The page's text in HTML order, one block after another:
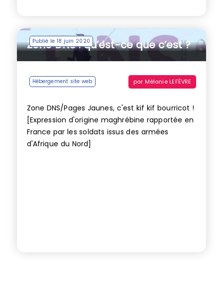
Publié le 18 juin 2020
Zone DNS : qu’est-ce que c’est ?
Hébergement site web par Mélanie LEFÈVRE
Zone DNS/Pages Jaunes, c'est kif kif bourricot !
[Expression d'origine maghrébine rapportée en
France par les soldats issus des armées
d'Afrique du Nord]